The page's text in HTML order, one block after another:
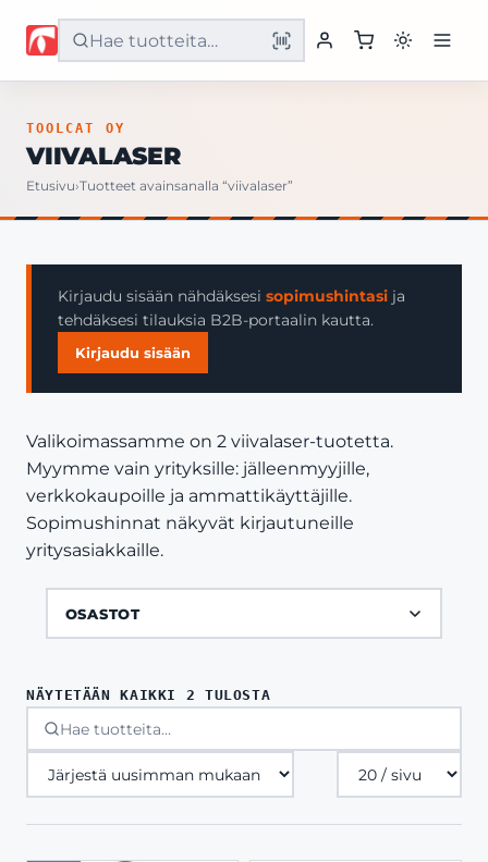
Etusivu
Yritys
Yhteystiedot
TOOLCAT OY
VIIVALASER
Etusivu›Tuotteet avainsanalla “viivalaser”
Kirjaudu sisään nähdäksesi sopimushintasi ja
tehdäksesi tilauksia B2B-portaalin kautta.
Kirjaudu sisään
Valikoimassamme on 2 viivalaser-tuotetta.
Myymme vain yrityksille: jälleenmyyjille,
verkkokaupoille ja ammattikäyttäjille.
Sopimushinnat näkyvät kirjautuneille
yritysasiakkaille.
OSASTOT
NÄYTETÄÄN KAIKKI 2 TULOSTASORTED
Tuotteita
sivulla